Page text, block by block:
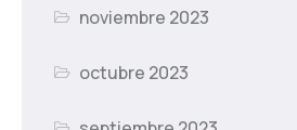
noviembre 2023
octubre 2023